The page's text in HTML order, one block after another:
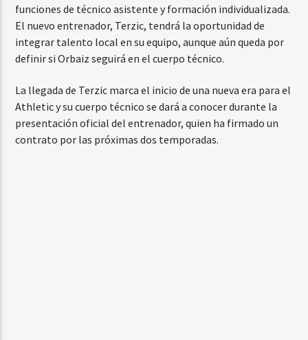
funciones de técnico asistente y formación individualizada.
El nuevo entrenador, Terzic, tendrá la oportunidad de
integrar talento local en su equipo, aunque aún queda por
definir si Orbaiz seguirá en el cuerpo técnico.
La llegada de Terzic marca el inicio de una nueva era para el
Athletic y su cuerpo técnico se dará a conocer durante la
presentación oficial del entrenador, quien ha firmado un
contrato por las próximas dos temporadas.